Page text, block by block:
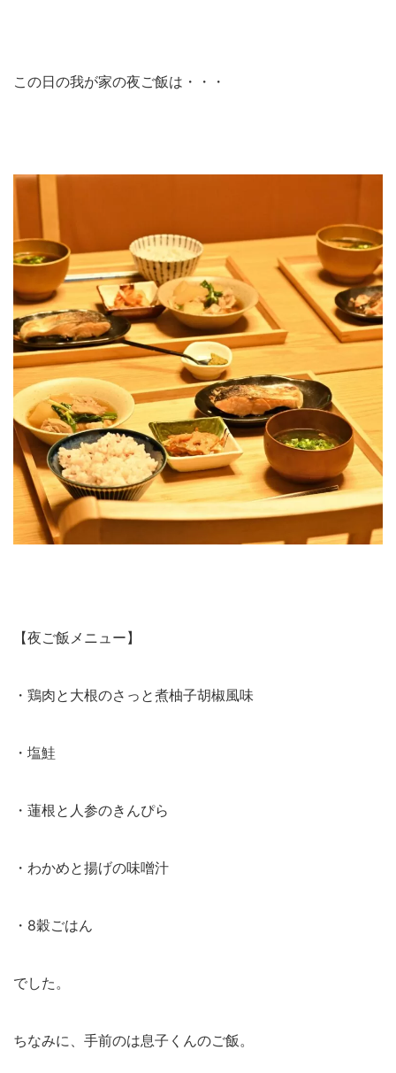
この日の我が家の夜ご飯は・・・
【夜ご飯メニュー】
・鶏肉と大根のさっと煮柚子胡椒風味
・塩鮭
・蓮根と人参のきんぴら
・わかめと揚げの味噌汁
・8穀ごはん
でした。
ちなみに、手前のは息子くんのご飯。